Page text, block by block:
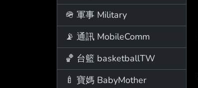
🪖 軍事 Military
📡 通訊 MobileComm
🏀 台籃 basketballTW
🍼 寶媽 BabyMother